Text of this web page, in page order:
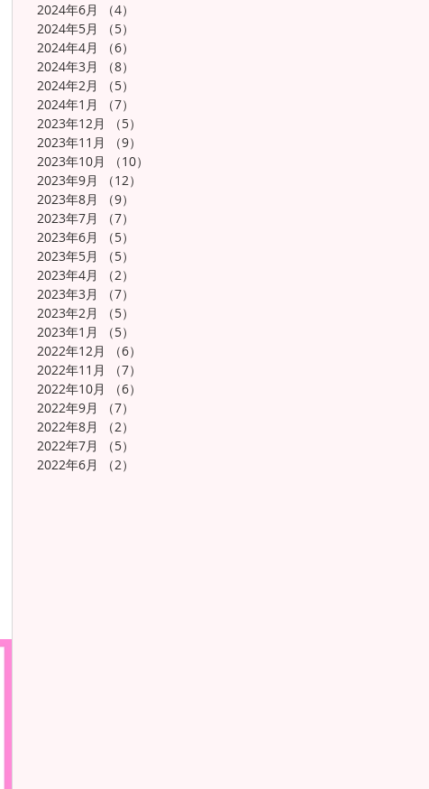
2024年6月
（4）
2024年5月
（5）
2024年4月
（6）
2024年3月
（8）
2024年2月
（5）
2024年1月
（7）
2023年12月
（5）
2023年11月
（9）
2023年10月
（10）
2023年9月
（12）
2023年8月
（9）
2023年7月
（7）
2023年6月
（5）
2023年5月
（5）
2023年4月
（2）
2023年3月
（7）
2023年2月
（5）
2023年1月
（5）
2022年12月
（6）
2022年11月
（7）
2022年10月
（6）
2022年9月
（7）
2022年8月
（2）
2022年7月
（5）
2022年6月
（2）